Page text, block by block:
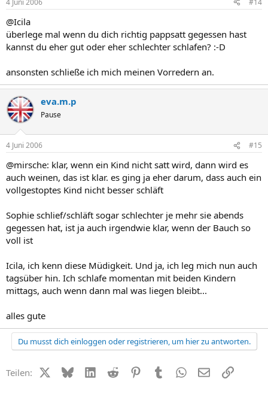
@Icila
überlege mal wenn du dich richtig pappsatt gegessen hast
kannst du eher gut oder eher schlechter schlafen? :-D
ansonsten schließe ich mich meinen Vorredern an.
eva.m.p
Pause
4 Juni 2006 #15
@mirsche: klar, wenn ein Kind nicht satt wird, dann wird es
auch weinen, das ist klar. es ging ja eher darum, dass auch ein
vollgestoptes Kind nicht besser schläft
Sophie schlief/schläft sogar schlechter je mehr sie abends
gegessen hat, ist ja auch irgendwie klar, wenn der Bauch so
voll ist
Icila, ich kenn diese Müdigkeit. Und ja, ich leg mich nun auch
tagsüber hin. Ich schlafe momentan mit beiden Kindern
mittags, auch wenn dann mal was liegen bleibt...
alles gute
Du musst dich einloggen oder registrieren, um hier zu antworten.
Teilen: X (Twitter)
BlueskyLinkedIn
Reddit PinterestTumblr WhatsApp
E-MailLink